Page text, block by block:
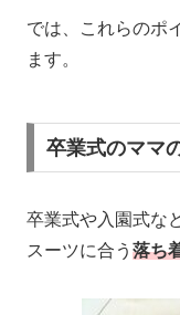
では、これらのポ
ます。
卒業式のママ
卒業式や入園式な
スーツに合う 落ち